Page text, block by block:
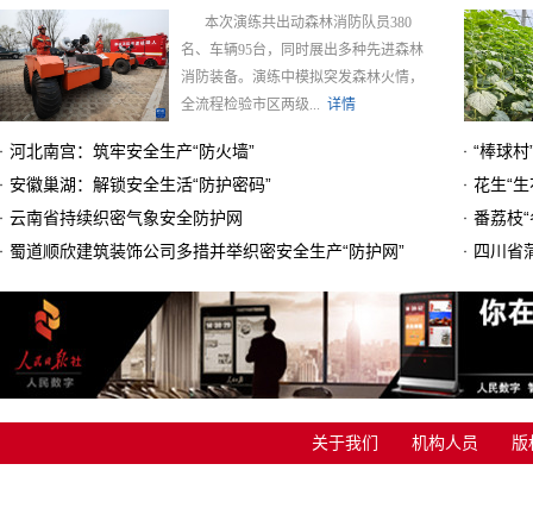
本次演练共出动森林消防队员380
名、车辆95台，同时展出多种先进森林
消防装备。演练中模拟突发森林火情，
全流程检验市区两级... 详情
河北南宫：筑牢安全生产“防火墙”
安徽巢湖：解锁安全生活“防护密码”
云南省持续织密气象安全防护网
蜀道顺欣建筑装饰公司多措并举织密安全生产“防护网”
“棒球
花生“生
番荔枝
四川省
关于我们 机构人员 版